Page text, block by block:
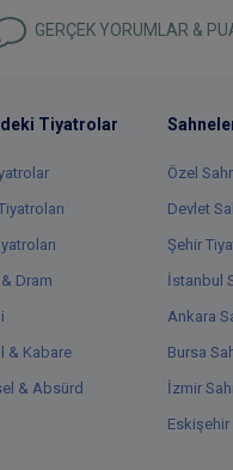
GERÇEK YORUMLAR &
Tiyatrolar
Dram
& Kabare
& Absürd
Özel
Devlet
Şehir
İstanbul
Ankara
Bursa
İzmir